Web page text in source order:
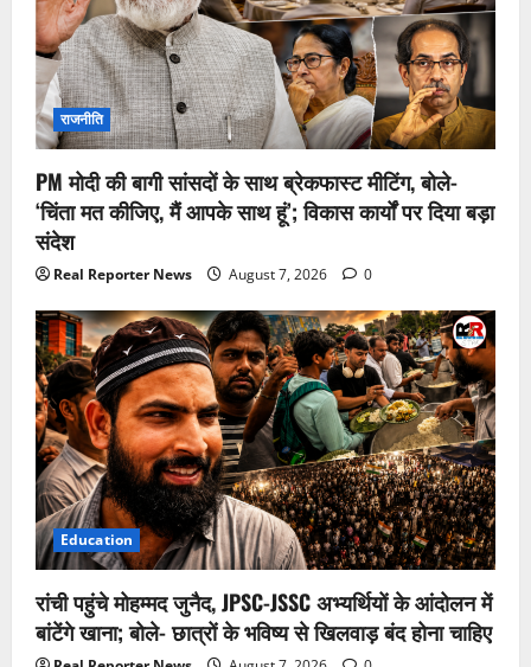
राजनीति
PM मोदी की बागी सांसदों के साथ ब्रेकफास्ट मीटिंग, बोले-
‘चिंता मत कीजिए, मैं आपके साथ हूं’; विकास कार्यों पर दिया बड़ा
संदेश
Real Reporter News August 7, 2026 0
Education
रांची पहुंचे मोहम्मद जुनैद, JPSC-JSSC अभ्यर्थियों के आंदोलन में
बांटेंगे खाना; बोले- छात्रों के भविष्य से खिलवाड़ बंद होना चाहिए